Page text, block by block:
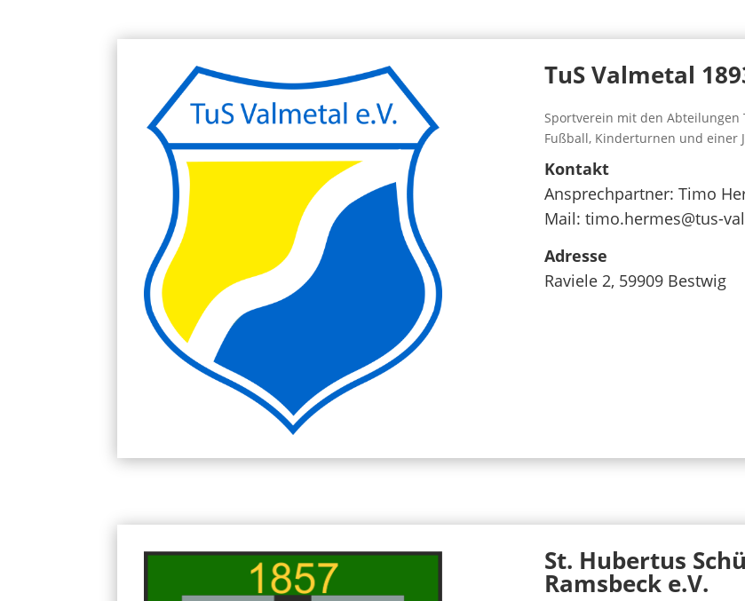
TuS Valmetal
Sportverein mit den Abteilungen
Fußball, Kinderturnen und einer
Kontakt
Ansprechpartner: Timo
Mail: timo.hermes@tus-
Adresse
Raviele 2, 59909 Bestwig
St. Hubertus
Ramsbeck e.V.